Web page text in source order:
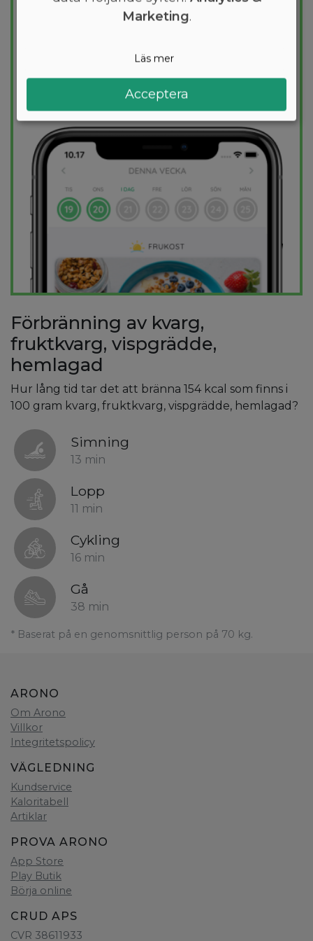
viktminskning. En dietplan är skräddarsydd
kalorimål varje dag.
PROVAGRATIS
Förbränning av kvarg,
fruktkvarg, vispgrädde,
hemlagad
Hur lång tid tar det att bränna 154 kcal som finns i
100 gram kvarg, fruktkvarg, vispgrädde, hemlagad?
Simning
13 min
Lopp
11 min
Cykling
16 min
Gå
38 min
* Baserat på en genomsnittlig person på 70 kg.
ARONO
Om Arono
Villkor
Integritetspolicy
VÄGLEDNING
Kundservice
Kaloritabell
Artiklar
PROVA ARONO
App Store
Play Butik
Börja online
CRUD APS
CVR 38611933
Marketing.
Läs mer
Acceptera